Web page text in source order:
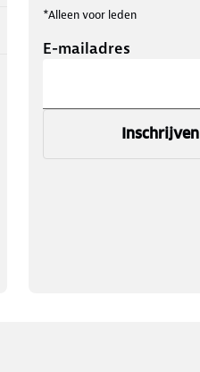
*Alleen voor leden
E-mailadres
Inschrijven